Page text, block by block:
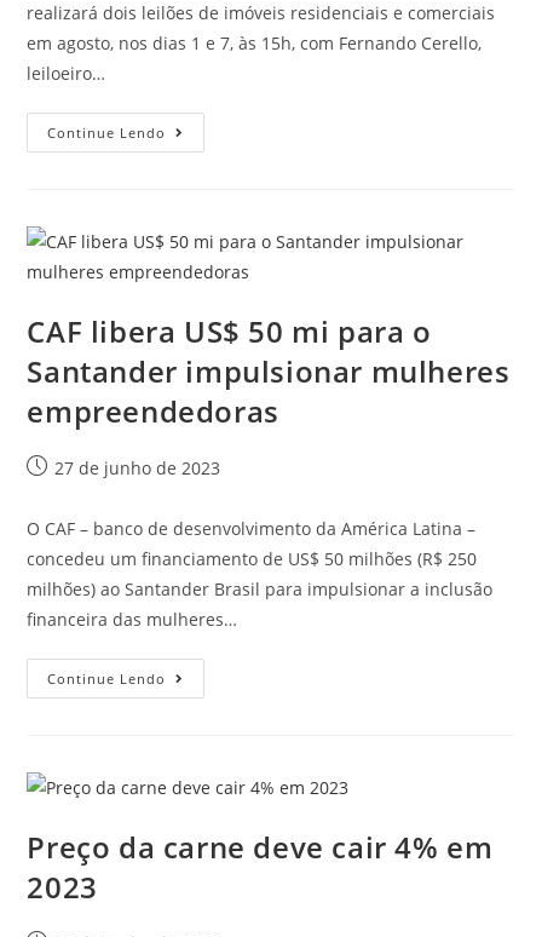
realizará dois leilões de imóveis residenciais e comerciais
em agosto, nos dias 1 e 7, às 15h, com Fernando Cerello,
leiloeiro…
Continue Lendo
CAF libera US$ 50 mi para o
Santander impulsionar mulheres
empreendedoras
27 de junho de 2023
O CAF – banco de desenvolvimento da América Latina –
concedeu um financiamento de US$ 50 milhões (R$ 250
milhões) ao Santander Brasil para impulsionar a inclusão
financeira das mulheres…
Continue Lendo
Preço da carne deve cair 4% em
2023